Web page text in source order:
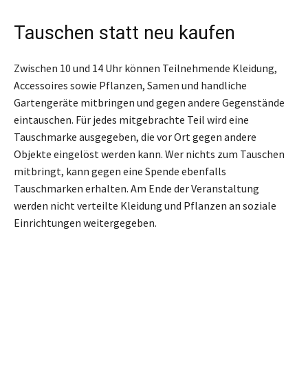
Tauschen statt neu kaufen
Zwischen 10 und 14 Uhr können Teilnehmende Kleidung,
Accessoires sowie Pflanzen, Samen und handliche
Gartengeräte mitbringen und gegen andere Gegenstände
eintauschen. Für jedes mitgebrachte Teil wird eine
Tauschmarke ausgegeben, die vor Ort gegen andere
Objekte eingelöst werden kann. Wer nichts zum Tauschen
mitbringt, kann gegen eine Spende ebenfalls
Tauschmarken erhalten. Am Ende der Veranstaltung
werden nicht verteilte Kleidung und Pflanzen an soziale
Einrichtungen weitergegeben.